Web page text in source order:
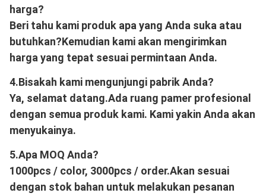
harga?
Beri tahu kami produk apa yang Anda suka atau
butuhkan?Kemudian kami akan mengirimkan
harga yang tepat sesuai permintaan Anda.
4.Bisakah kami mengunjungi pabrik Anda?
Ya, selamat datang.Ada ruang pamer profesional
dengan semua produk kami. Kami yakin Anda akan
menyukainya.
5.Apa MOQ Anda?
1000pcs / color, 3000pcs / order.Akan sesuai
dengan stok bahan untuk melakukan pesanan